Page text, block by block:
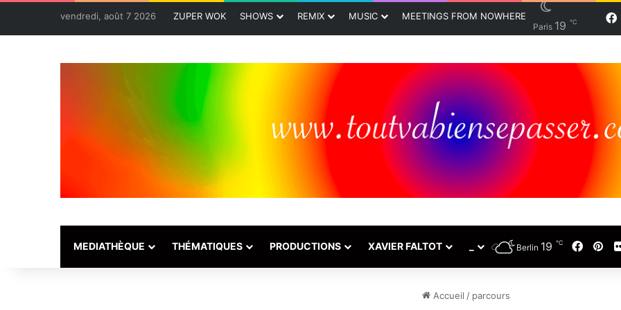
vendredi, août 7 2026 ZUPER WOK SHOWS REMIX MUSIC MEETINGS FROM NOWHERE
Paris 19 ℃
MEDIATHÈQUE THÉMATIQUES PRODUCTIONS XAVIER FALTOT Berlin 19 ℃
Accueil / parcours